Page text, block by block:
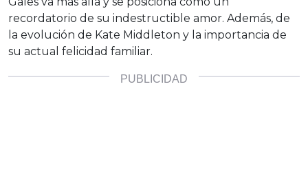
recordatorio de su indestructible amor. Además, de
la evolución de Kate Middleton y la importancia de
su actual felicidad familiar.